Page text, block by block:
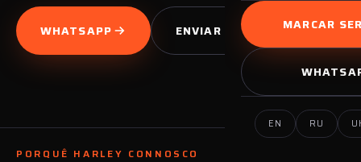
MARCAR
EN RU
WHATSAPP ENVIAR PEDIDO
PORQUÊ HARLEY CONNOSCO